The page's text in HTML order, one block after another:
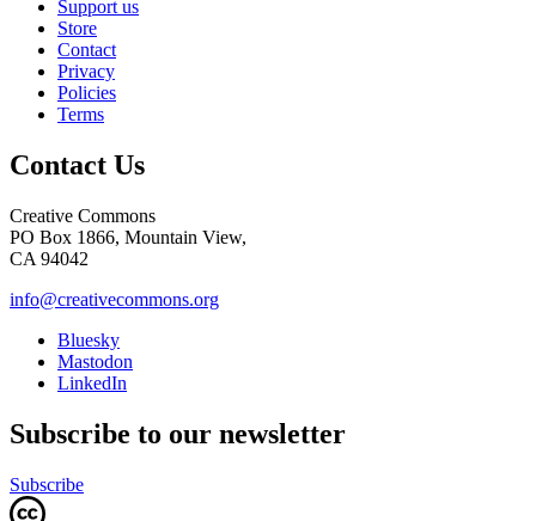
Support us
Store
Contact
Privacy
Policies
Terms
Contact Us
Creative Commons
PO Box 1866, Mountain View,
CA 94042
info@creativecommons.org
Bluesky
Mastodon
LinkedIn
Subscribe to our newsletter
Subscribe